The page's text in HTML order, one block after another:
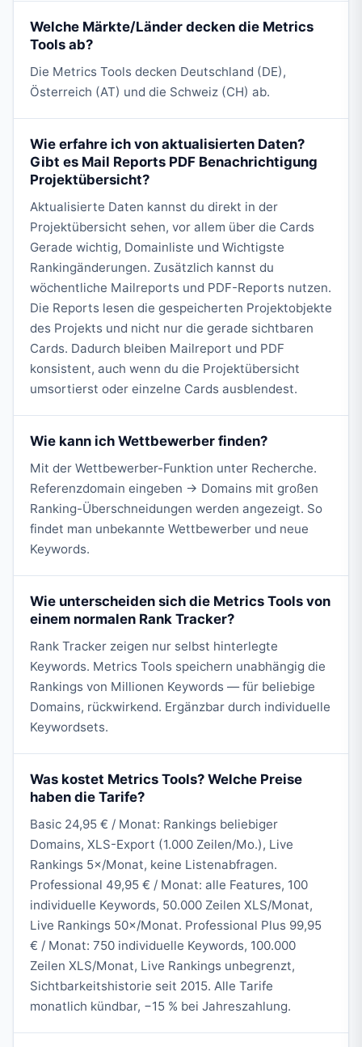
Welche Märkte/Länder decken die Metrics
Tools ab?
Die Metrics Tools decken Deutschland (DE),
Österreich (AT) und die Schweiz (CH) ab.
Wie erfahre ich von aktualisierten Daten?
Gibt es Mail Reports PDF Benachrichtigung
Projektübersicht?
Aktualisierte Daten kannst du direkt in der
Projektübersicht sehen, vor allem über die Cards
Gerade wichtig, Domainliste und Wichtigste
Rankingänderungen. Zusätzlich kannst du
wöchentliche Mailreports und PDF-Reports nutzen.
Die Reports lesen die gespeicherten Projektobjekte
des Projekts und nicht nur die gerade sichtbaren
Cards. Dadurch bleiben Mailreport und PDF
konsistent, auch wenn du die Projektübersicht
umsortierst oder einzelne Cards ausblendest.
Wie kann ich Wettbewerber finden?
Mit der Wettbewerber-Funktion unter Recherche.
Referenzdomain eingeben → Domains mit großen
Ranking-Überschneidungen werden angezeigt. So
findet man unbekannte Wettbewerber und neue
Keywords.
Wie unterscheiden sich die Metrics Tools von
einem normalen Rank Tracker?
Rank Tracker zeigen nur selbst hinterlegte
Keywords. Metrics Tools speichern unabhängig die
Rankings von Millionen Keywords — für beliebige
Domains, rückwirkend. Ergänzbar durch individuelle
Keywordsets.
Was kostet Metrics Tools? Welche Preise
haben die Tarife?
Basic 24,95 € / Monat: Rankings beliebiger
Domains, XLS-Export (1.000 Zeilen/Mo.), Live
Rankings 5×/Monat, keine Listenabfragen.
Professional 49,95 € / Monat: alle Features, 100
individuelle Keywords, 50.000 Zeilen XLS/Monat,
Live Rankings 50×/Monat. Professional Plus 99,95
€ / Monat: 750 individuelle Keywords, 100.000
Zeilen XLS/Monat, Live Rankings unbegrenzt,
Sichtbarkeitshistorie seit 2015. Alle Tarife
monatlich kündbar, −15 % bei Jahreszahlung.